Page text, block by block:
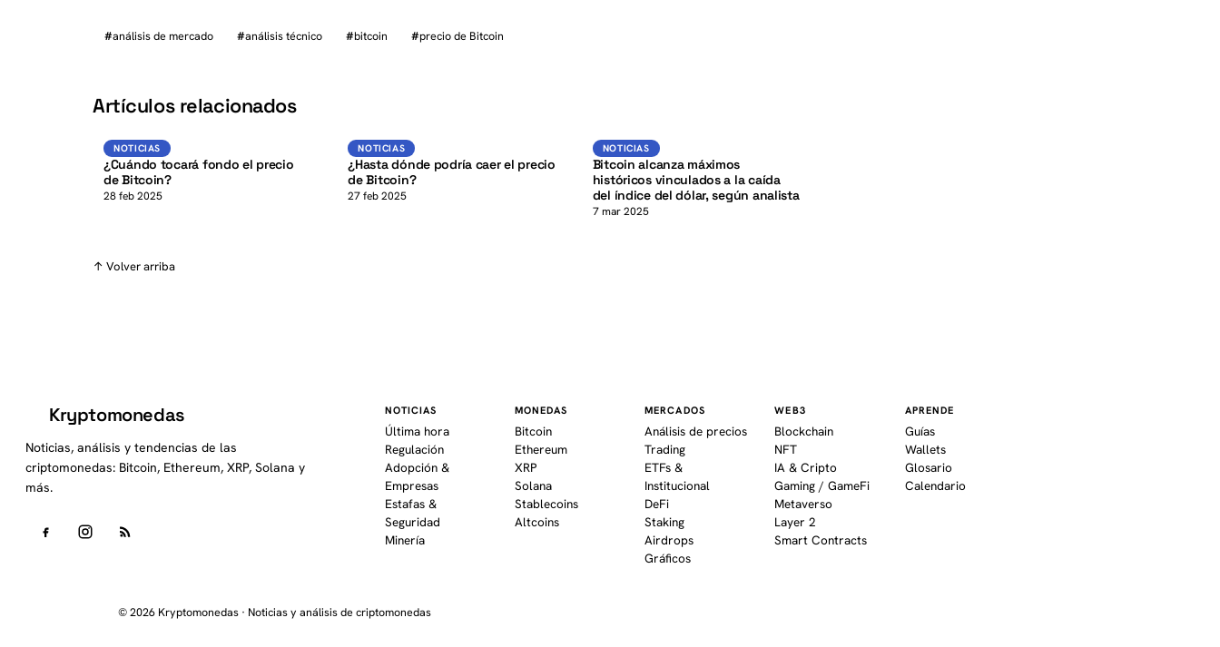
#análisis de mercado #análisis técnico #bitcoin #precio de Bitcoin
Artículos relacionados
NOTICIAS K
NOTICIAS
¿Cuándo tocará fondo el precio
de Bitcoin?
28 feb 2025
NOTICIAS K
NOTICIAS
¿Hasta dónde podría caer el precio
de Bitcoin?
27 feb 2025
NOTICIAS K
NOTICIAS
Bitcoin alcanza máximos
históricos vinculados a la caída
del índice del dólar, según analista
7 mar 2025
↑ Volver arriba
Kryptomonedas
Noticias, análisis y tendencias de las
criptomonedas: Bitcoin, Ethereum, XRP, Solana y
más.
NOTICIAS
Última hora
Regulación
Adopción &
Empresas
Estafas &
Seguridad
Minería
MONEDAS
Bitcoin
Ethereum
XRP
Solana
Stablecoins
Altcoins
MERCADOS
Análisis de precios
Trading
ETFs &
Institucional
DeFi
Staking
Airdrops
Gráficos
WEB3
Blockchain
NFT
IA & Cripto
Gaming / GameFi
Metaverso
Layer 2
Smart Contracts
APRENDE
Guías
Wallets
Glosario
Calendario
© 2026 Kryptomonedas · Noticias y análisis de criptomonedas